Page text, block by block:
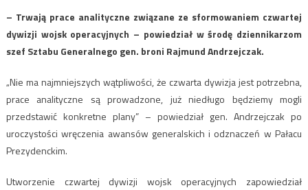
– Trwają prace analityczne związane ze sformowaniem czwartej
dywizji wojsk operacyjnych – powiedział w środę dziennikarzom
szef Sztabu Generalnego gen. broni Rajmund Andrzejczak.
„Nie ma najmniejszych wątpliwości, że czwarta dywizja jest potrzebna,
prace analityczne są prowadzone, już niedługo będziemy mogli
przedstawić konkretne plany” – powiedział gen. Andrzejczak po
uroczystości wręczenia awansów generalskich i odznaczeń w Pałacu
Prezydenckim.
Utworzenie czwartej dywizji wojsk operacyjnych zapowiedział